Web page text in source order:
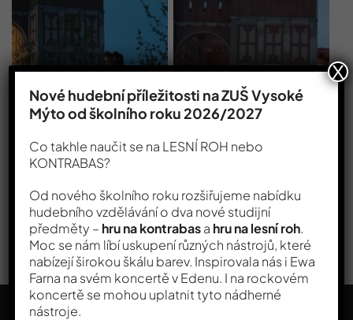
Nové hudební příležitosti na ZUŠ Vysoké
Mýto od školního roku 2026/2027
Co takhle naučit se na LESNÍ ROH nebo
KONTRABAS?
Od nového školního roku rozšiřujeme nabídku
hudebního vzdělávání o dva nové studijní
předměty – hru na kontrabasa hru na lesní roh.
Moc se nám líbí uskupení různých nástrojů, které
nabízejí širokou škálu barev. Inspirovala nás i Ewa
Farna na svém koncertě v Edenu. I na rockovém
koncertě se mohou uplatnit tyto nádherné
nástroje.
X